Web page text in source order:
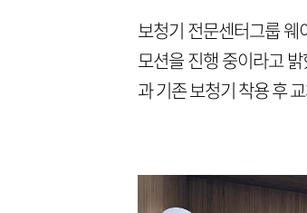
보청기 전문센터그룹
모션을 진행 중이라고
과 기존 보청기 착용 후